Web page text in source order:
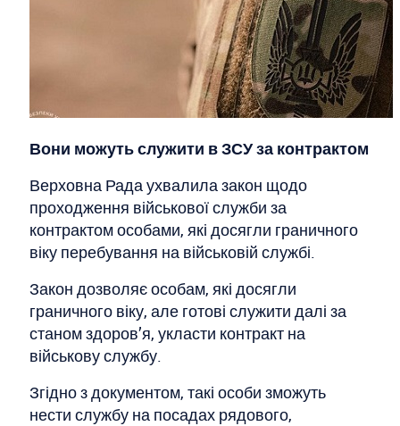
Вони можуть служити в ЗСУ за контрактом
Верховна Рада ухвалила закон щодо
проходження військової служби за
контрактом особами, які досягли граничного
віку перебування на військовій службі.
Закон дозволяє особам, які досягли
граничного віку, але готові служити далі за
станом здоров’я, укласти контракт на
військову службу.
Згідно з документом, такі особи зможуть
нести службу на посадах рядового,